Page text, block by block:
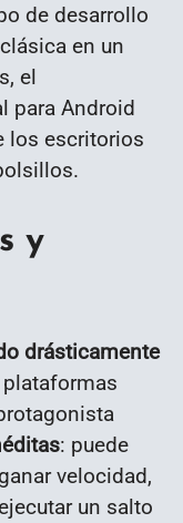
de desarrollo
en un
el
para Android
los escritorios
y
drásticamente
: puede
velocidad,
un salto